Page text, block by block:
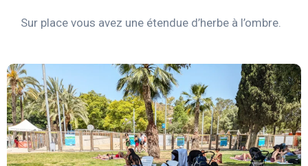
Sur place vous avez une étendue d’herbe à l’ombre.